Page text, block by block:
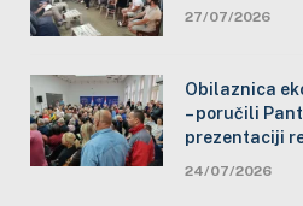
27/07/2026
Obilaznica
– poručili
prezentaciji
24/07/2026